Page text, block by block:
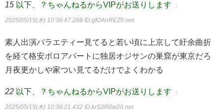
15 以下、？ちゃんねるからVIPがお送りします ：
2025/05/15(木) 10:36:47.288 ID:gfOAnREZ0.net
素人出演バラエティー見てると若い頃に上京して紆余曲折
を経て格安ボロアパートに独居オジサンの巣窟が東京だろ
月夜更かしや家つい見てるだけでよくわかる
22 以下、？ちゃんねるからVIPがお送りします ：
2025/05/15(木) 10:38:21.432 ID:krS3R0w20.net